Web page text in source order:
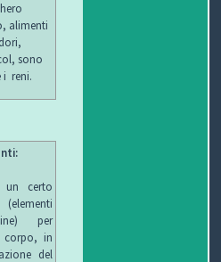
alimenti
sono
i reni.
certo
per
corpo, in
del